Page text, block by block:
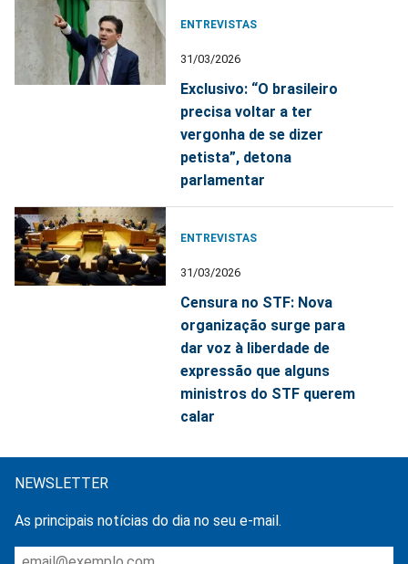
ENTREVISTAS
31/03/2026
Exclusivo: “O brasileiro
precisa voltar a ter
vergonha de se dizer
petista”, detona
parlamentar
ENTREVISTAS
31/03/2026
Censura no STF: Nova
organização surge para
dar voz à liberdade de
expressão que alguns
ministros do STF querem
calar
NEWSLETTER
As principais notícias do dia no seu e-mail.